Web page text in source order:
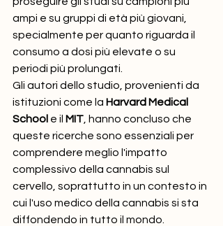
ampi e su gruppi di età più giovani,
specialmente per quanto riguarda il
consumo a dosi più elevate o su
periodi più prolungati.
Gli autori dello studio, provenienti da
istituzioni come la Harvard Medical
School e il MIT , hanno concluso che
queste ricerche sono essenziali per
comprendere meglio l'impatto
complessivo della cannabis sul
cervello, soprattutto in un contesto in
cui l'uso medico della cannabis si sta
diffondendo in tutto il mondo.